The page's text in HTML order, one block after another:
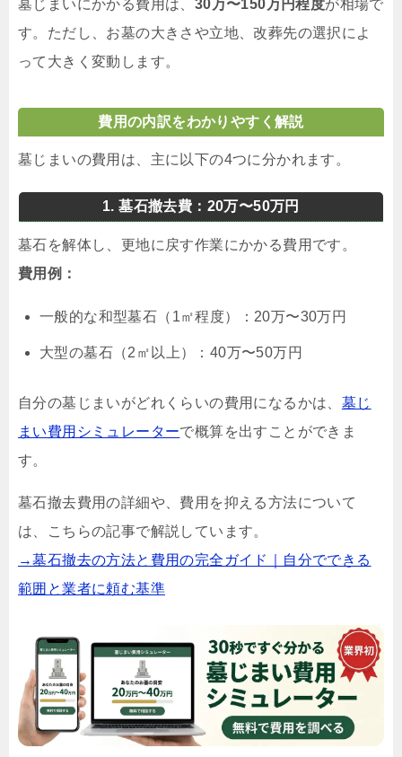
墓じまいにかかる費用は、 30万〜150万円程度が相場で
す。ただし、お墓の大きさや立地、改葬先の選択によ
って大きく変動します。
費用の内訳をわかりやすく解説
墓じまいの費用は、主に以下の4つに分かれます。
1. 墓石撤去費：20万〜50万円
墓石を解体し、更地に戻す作業にかかる費用です。
費用例：
一般的な和型墓石（1㎡程度）：20万〜30万円
大型の墓石（2㎡以上）：40万〜50万円
自分の墓じまいがどれくらいの費用になるかは、 墓じ
まい費用シミュレーターで概算を出すことができま
す。
墓石撤去費用の詳細や、費用を抑える方法について
は、こちらの記事で解説しています。
→墓石撤去の方法と費用の完全ガイド｜自分でできる
範囲と業者に頼む基準